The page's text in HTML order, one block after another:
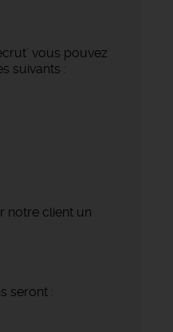
vous pouvez
suivants :
notre client un
seront :